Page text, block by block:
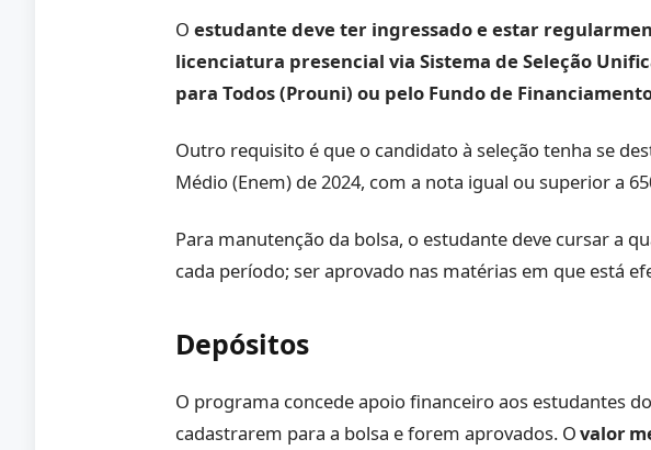
Oestudante deve ter ingressado e estar
licenciatura presencial via Sistema de Seleção
para Todos (Prouni) ou pelo Fundo de
Outro requisito é que o candidato à seleção tenha se
Médio (Enem) de 2024, com a nota igual ou superior a
Para manutenção da bolsa, o estudante deve cursar a
cada período; ser aprovado nas matérias em que está
Depósitos
O programa concede apoio financeiro aos estudantes
cadastrarem para a bolsa e forem aprovados. Ovalor